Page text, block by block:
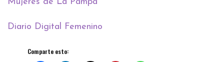
Diario Digital Femenino
Comparte esto: